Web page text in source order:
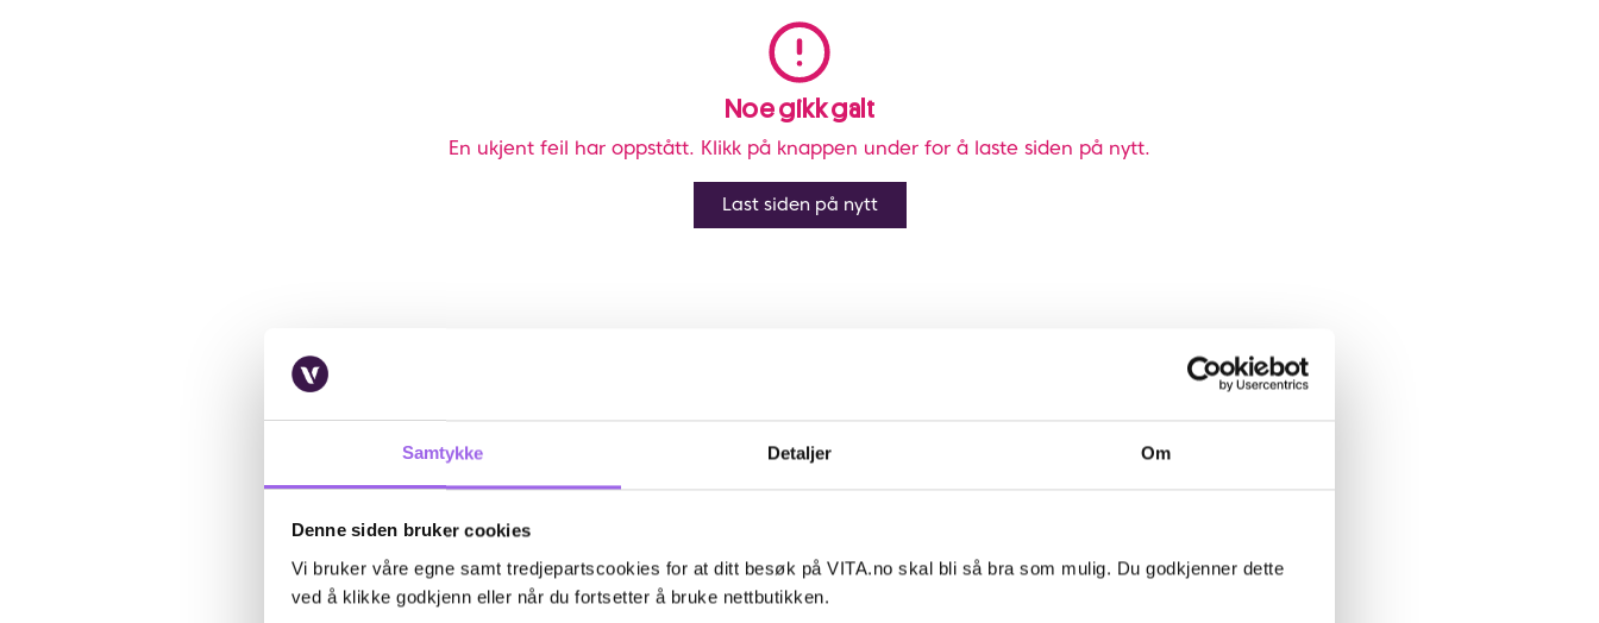
Samtykke Detaljer Om
Denne siden bruker cookies
Vi bruker våre egne samt tredjepartscookies for at ditt besøk på VITA.no skal bli så bra som mulig. Du godkjenner dette
ved å klikke godkjenn eller når du fortsetter å bruke nettbutikken.
Noe gikk galt
En ukjent feil har oppstått. Klikk på knappen under for å laste siden på nytt.
Last siden på nytt